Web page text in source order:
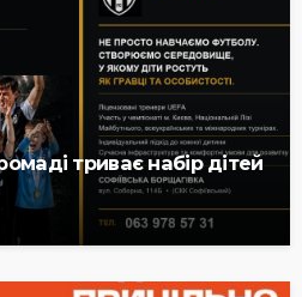
триває набір дітей